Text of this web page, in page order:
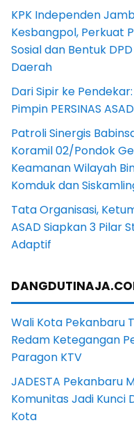
KPK Independen
Kesbangpol, Perkuat
Sosial dan Bentuk
Daerah
Dari Sipir ke
Pimpin PERSINAS
Patroli Sinergis
Koramil 02/Pondok
Keamanan Wilayah
Komduk dan
Tata Organisasi, Ketum
ASAD Siapkan 3 Pilar
Adaptif
Wali Kota Pekanbaru
Redam Ketegangan
Paragon KTV
JADESTA Pekanbaru
Komunitas Jadi Kunci
Kota